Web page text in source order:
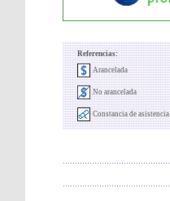
Referencias:
Arancelada
No arancelada
Constancia de asistencia